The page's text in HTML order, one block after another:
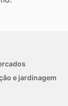
e jardinagem